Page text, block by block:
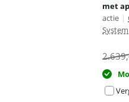
met
actie |
System
2.639